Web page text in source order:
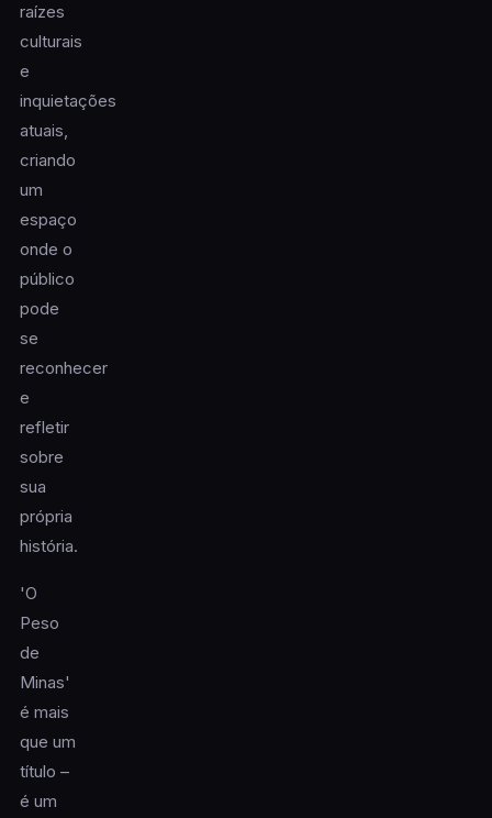
raízes
culturais
e
inquietações
atuais,
criando
um
espaço
onde o
público
pode
se
reconhecer
e
refletir
sobre
sua
própria
história.
'O
Peso
de
Minas'
é mais
que um
título –
é um